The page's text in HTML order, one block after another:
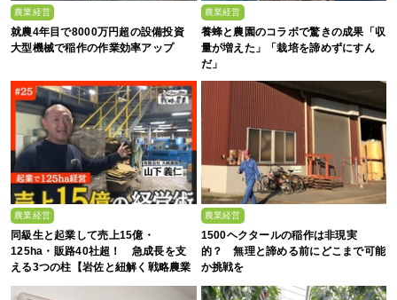
農業経営
就農4年目で8000万円超の設備投資
大型機械で稲作の作業効率アップ
農業経営
養蜂と農園のコラボで驚きの成果「収
量が増えた」「栽培を諦めずにすん
だ」
農業経営
同級生と起業して売上15億・
125ha・販路40社超！ 急成長を支
える3つの柱【岩佐と紐解く戦略農業
#25】
農業経営
1500ヘクタールの稲作は非現実
的？ 無理と諦める前にどこまで可能
か挑戦を